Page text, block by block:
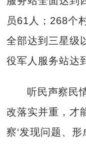
员61人；268个
全部达到三星级
役军人服务站达
听民声察民
改落实并重，才
察‘发现问题、